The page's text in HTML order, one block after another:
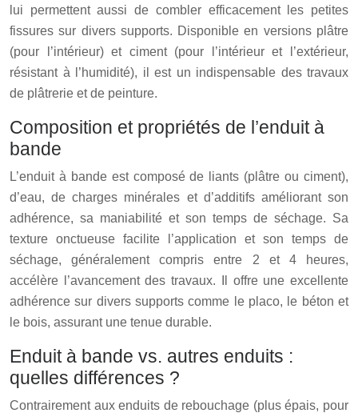
lui permettent aussi de combler efficacement les petites
fissures sur divers supports. Disponible en versions plâtre
(pour l’intérieur) et ciment (pour l’intérieur et l’extérieur,
résistant à l’humidité), il est un indispensable des travaux
de plâtrerie et de peinture.
Composition et propriétés de l’enduit à
bande
L’enduit à bande est composé de liants (plâtre ou ciment),
d’eau, de charges minérales et d’additifs améliorant son
adhérence, sa maniabilité et son temps de séchage. Sa
texture onctueuse facilite l’application et son temps de
séchage, généralement compris entre 2 et 4 heures,
accélère l’avancement des travaux. Il offre une excellente
adhérence sur divers supports comme le placo, le béton et
le bois, assurant une tenue durable.
Enduit à bande vs. autres enduits :
quelles différences ?
Contrairement aux enduits de rebouchage (plus épais, pour